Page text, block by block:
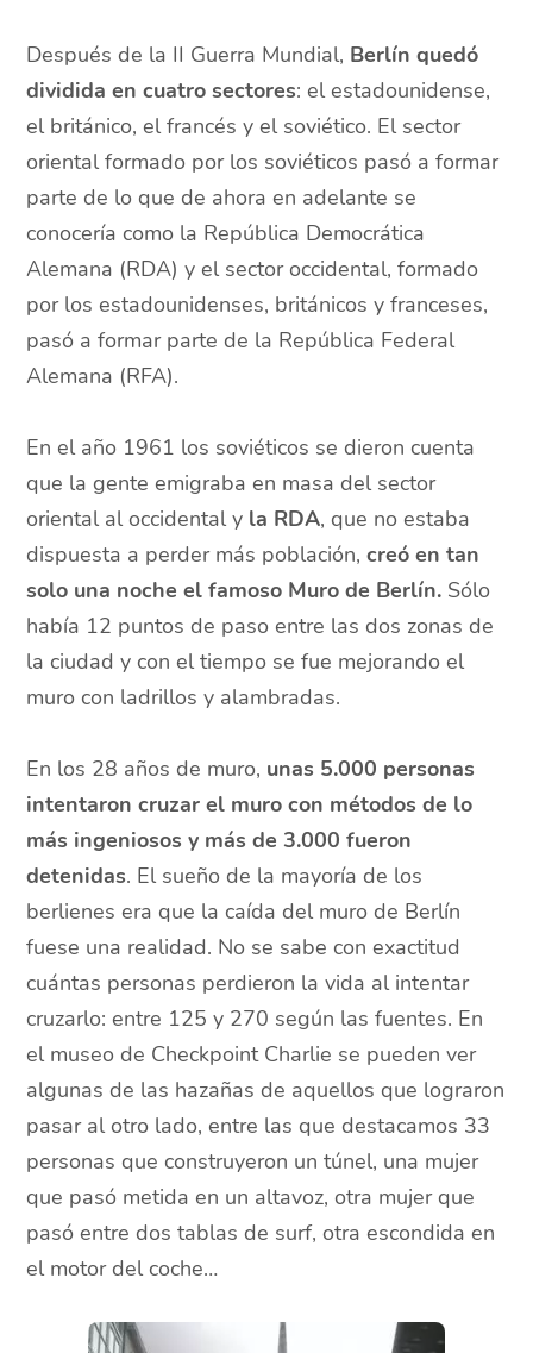
Después de la II Guerra Mundial, Berlín quedó
dividida en cuatro sectores: el estadounidense,
el británico, el francés y el soviético. El sector
oriental formado por los soviéticos pasó a formar
parte de lo que de ahora en adelante se
conocería como la República Democrática
Alemana (RDA) y el sector occidental, formado
por los estadounidenses, británicos y franceses,
pasó a formar parte de la República Federal
Alemana (RFA).
En el año 1961 los soviéticos se dieron cuenta
que la gente emigraba en masa del sector
oriental al occidental y la RDA, que no estaba
dispuesta a perder más población, creó en tan
solo una noche el famoso Muro de Berlín. Sólo
había 12 puntos de paso entre las dos zonas de
la ciudad y con el tiempo se fue mejorando el
muro con ladrillos y alambradas.
En los 28 años de muro, unas 5.000 personas
intentaron cruzar el muro con métodos de lo
más ingeniosos y más de 3.000 fueron
detenidas. El sueño de la mayoría de los
berlienes era que la caída del muro de Berlín
fuese una realidad. No se sabe con exactitud
cuántas personas perdieron la vida al intentar
cruzarlo: entre 125 y 270 según las fuentes. En
el museo de Checkpoint Charlie se pueden ver
algunas de las hazañas de aquellos que lograron
pasar al otro lado, entre las que destacamos 33
personas que construyeron un túnel, una mujer
que pasó metida en un altavoz, otra mujer que
pasó entre dos tablas de surf, otra escondida en
el motor del coche…